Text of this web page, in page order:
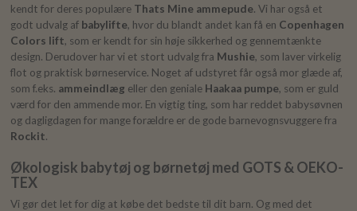
kendt for deres populære Thats Mine ammepude. Vi har også et
godt udvalg af babylifte, hvor du blandt andet kan få en Copenhagen
Colors lift, som er kendt for sin høje sikkerhed og gennemtænkte
design. Derudover har vi et stort udvalg fra Mushie, som laver virkelig
flot og praktisk børneservice. Noget af udstyret får også mor glæde af,
som f.eks. ammeindlæg eller den geniale Haakaa pumpe, som er guld
værd for den ammende mor. En vigtig ting, som har reddet babysøvnen
og dagligdagen for mange forældre er de gode barnevognsvuggere fra
Rockit.
Økologisk babytøj og børnetøj med GOTS & OEKO-
TEX
Vi gør det let for dig at købe det bedste til dit barn. Og med det